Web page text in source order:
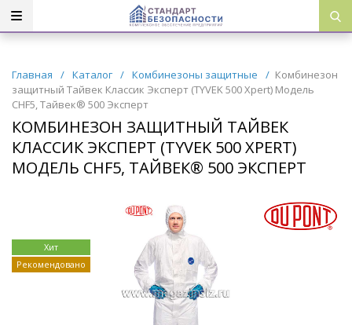
Главная / Каталог / Комбинезоны защитные / Комбинезон
защитный Тайвек Классик Эксперт (TYVEK 500 Xpert) Модель
CHF5, Тайвек® 500 Эксперт
КОМБИНЕЗОН ЗАЩИТНЫЙ ТАЙВЕК
КЛАССИК ЭКСПЕРТ (TYVEK 500 XPERT)
МОДЕЛЬ CHF5, ТАЙВЕК® 500 ЭКСПЕРТ
Хит
Рекомендовано